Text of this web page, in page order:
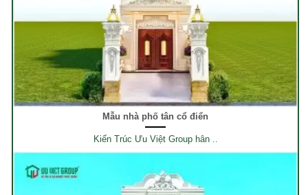
Mẫu nhà phố tân cổ điển
Kiến Trúc Ưu Việt Group hân ..